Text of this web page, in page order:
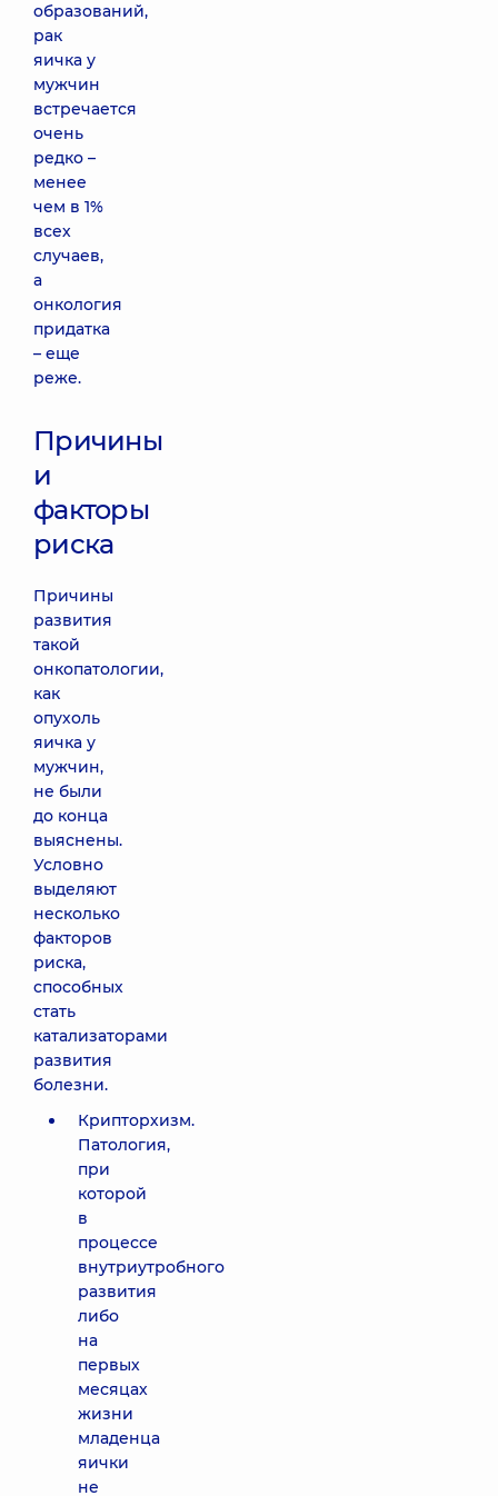
образований,
рак
яичка у
мужчин
встречается
очень
редко –
менее
чем в 1%
всех
случаев,
а
онкология
придатка
– еще
реже.
Причины
и
факторы
риска
Причины
развития
такой
онкопатологии,
как
опухоль
яичка у
мужчин,
не были
до конца
выяснены.
Условно
выделяют
несколько
факторов
риска,
способных
стать
катализаторами
развития
болезни.
Крипторхизм.
Патология,
при
которой
в
процессе
внутриутробного
развития
либо
на
первых
месяцах
жизни
младенца
яички
не